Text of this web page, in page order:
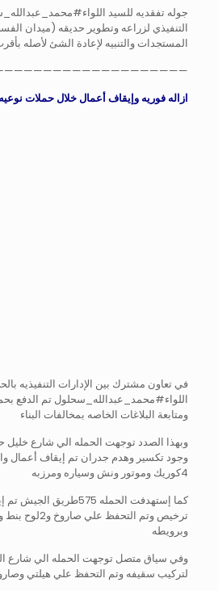
جوله تفقديه للسيد
التنفيذي لزراعه وتطوير حديقه (ميدان
المستجدات والتنبيه لإعادة الشئ لأصله
ازاله فوريه وإيقاف أعمال خلال حملات
في تعاون مشترك بين الإدارات التنفيذيه
اللواء#محمد_عبدالله_سحلول تم الدفع
ومتابعة البلاغات الخاصه بمخالفات البناء
وبهذا الصدد توجهت الحمله الي شارع خليل
4كوريك وموتور ونش وسياره ومرزبه
كما إستهدفت الحمله
وبرويطه
وفي سياق متصل توجهت الحمله الي شارع
لتركيب سقيفه وتم التحفظ علي هيلتي